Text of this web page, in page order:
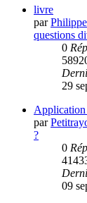
livre
par
questions
0
29
Application
par
?
0
09